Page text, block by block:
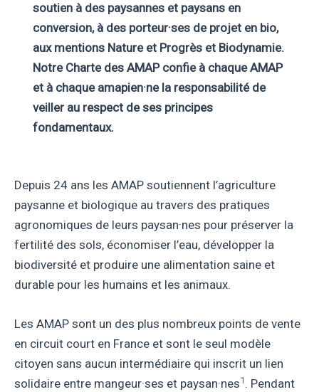
soutien à des paysannes et paysans en
conversion, à des porteur·ses de projet en bio,
aux mentions Nature et Progrès et Biodynamie.
Notre Charte des AMAP confie à chaque AMAP
et à chaque amapien·ne la responsabilité de
veiller au respect de ses principes
fondamentaux.
Depuis 24 ans les AMAP soutiennent l’agriculture
paysanne et biologique au travers des pratiques
agronomiques de leurs paysan·nes pour préserver la
fertilité des sols, économiser l’eau, développer la
biodiversité et produire une alimentation saine et
durable pour les humains et les animaux.
Les AMAP sont un des plus nombreux points de vente
en circuit court en France et sont le seul modèle
citoyen sans aucun intermédiaire qui inscrit un lien
solidaire entre mangeur·ses et paysan·nes1 . Pendant